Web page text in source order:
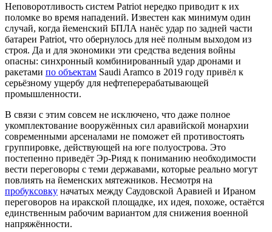
Неповоротливость систем Patriot нередко приводит к их
поломке во время нападений. Известен как минимум один
случай, когда йеменский БПЛА нанёс удар по задней части
батареи Patriot, что обернулось для неё полным выходом из
строя. Да и для экономики эти средства ведения войны
опасны: синхронный комбинированный удар дронами и
ракетами по объектам Saudi Aramco в 2019 году привёл к
серьёзному ущербу для нефтеперерабатывающей
промышленности.
В связи с этим совсем не исключено, что даже полное
укомплектование вооружённых сил аравийской монархии
современными арсеналами не поможет ей противостоять
группировке, действующей на юге полуострова. Это
постепенно приведёт Эр-Рияд к пониманию необходимости
вести переговоры с теми державами, которые реально могут
повлиять на йеменских мятежников. Несмотря на
пробуксовку начатых между Саудовской Аравией и Ираном
переговоров на иракской площадке, их идея, похоже, остаётся
единственным рабочим вариантом для снижения военной
напряжённости.